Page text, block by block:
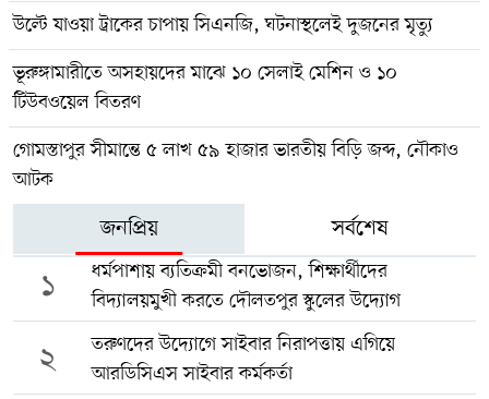
উল্টে যাওয়া ট্রাকের চাপায় সিএনজি, ঘটনাস্থলেই দুজনের মৃত্যু
ভূরুঙ্গামারীতে অসহায়দের মাঝে ১০ সেলাই মেশিন ও ১০
টিউবওয়েল বিতরণ
গোমস্তাপুর সীমান্তে ৫ লাখ ৫৯ হাজার ভারতীয় বিড়ি জব্দ, নৌকাও
আটক
জনপ্রিয় সর্বশেষ
১
ধর্মপাশায় ব্যতিক্রমী বনভোজন, শিক্ষার্থীদের
বিদ্যালয়মুখী করতে দৌলতপুর স্কুলের উদ্যোগ
২
তরুণদের উদ্যোগে সাইবার নিরাপত্তায় এগিয়ে
আরডিসিএস সাইবার কর্মকর্তা